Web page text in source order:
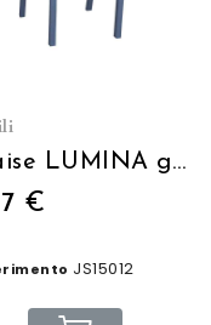
Chaise LUMINA gris bleu
€
JS15012